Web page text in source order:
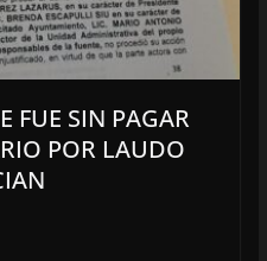
FUE SIN PAGAR
POR LAUDO